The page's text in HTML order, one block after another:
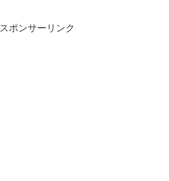
スポンサーリンク